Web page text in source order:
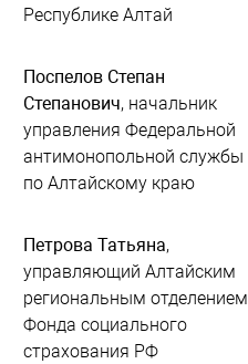
Республике Алтай
Поспелов Степан
Степанович, начальник
управления Федеральной
антимонопольной службы
по Алтайскому краю
Петрова Татьяна,
управляющий Алтайским
региональным отделением
Фонда социального
страхования РФ